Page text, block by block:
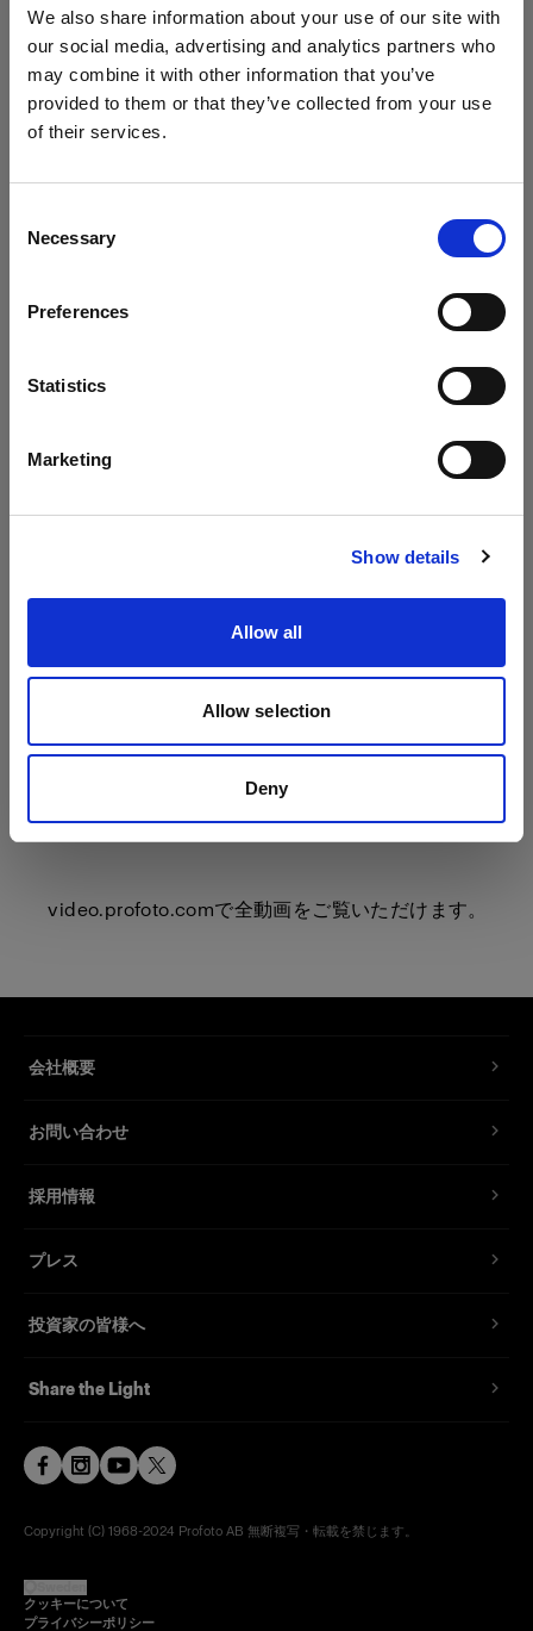
We also share information about your use of our site with
our social media, advertising and analytics partners who
may combine it with other information that you’ve
provided to them or that they’ve collected from your use
of their services.
Selection
Necessary
Preferences
Statistics
Marketing
Show details
Allow all
Allow selection
Deny
地域を変更しますか？
Sweden
言語
サイトにアクセス
1 つのツールで 2 種類のライトを
Geared Up の今回のエピソードでは、Chris が1つ
のライトシェーピングツールで 2 種類のライトを
作り出す方法について解説しています。どのよう
テクニックがどのように機能するのかを学ぶこと
見逃してしまったエピソードも、アーカイブから
video.profoto.comで全動画をご覧いただけます。
会社概要
お問い合わせ
採用情報
プレス
投資家の皆様へ
Share the Light
Copyright (C) 1968-2024 Profoto AB 無断複写・転載を禁じます。
クッキーについて
プライバシーポリシー